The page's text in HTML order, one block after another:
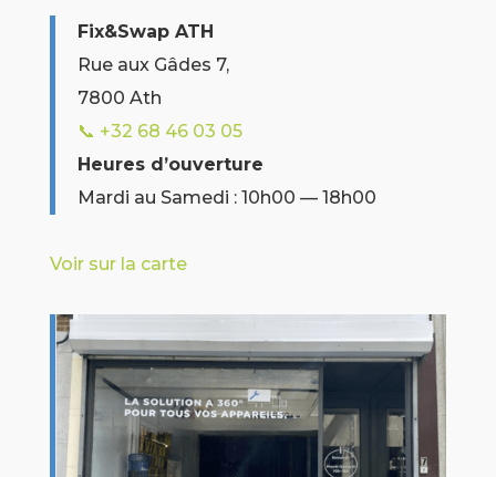
Fix&Swap ATH
Rue aux Gâdes 7,
7800 Ath
📞 +32 68 46 03 05
Heures d’ouverture
Mardi au Samedi : 10h00 — 18h00
Voir sur la carte